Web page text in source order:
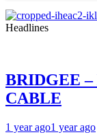
Headlines
BRIDGEE
CABLE
1 year ago1 year ago